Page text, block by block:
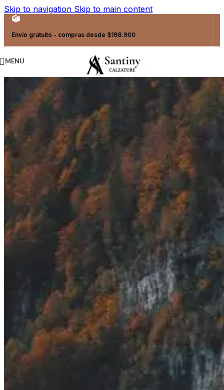
Skip to navigation Skip to main content
Envío gratuito - compras desde $198.900
MENU